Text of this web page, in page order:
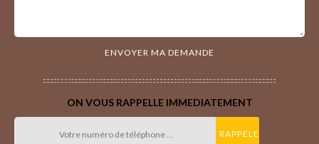
ON VOUS RAPPELLE IMMEDIATEMENT